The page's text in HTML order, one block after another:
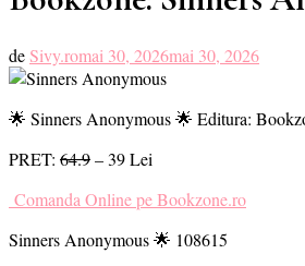
de Sivy.romai 30, 2026mai 30, 2026
🌟 Sinners Anonymous 🌟 Editura:
PRET: 64.9– 39 Lei
Comanda Online pe Bookzone.ro
Sinners Anonymous 🌟 108615